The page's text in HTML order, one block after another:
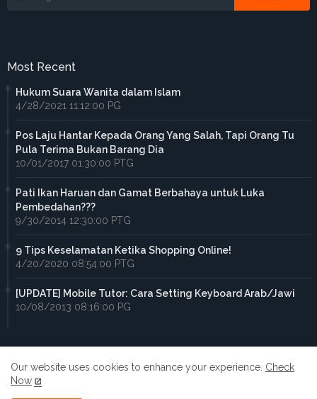
Most Recent
Hukum Suara Wanita dalam Islam
4/28/2021 11:12:00 PG
Pos Laju Hantar Kepada Orang Yang Salah, Tapi Orang Tu
Pula Terima Bukan Barang Dia
10/01/2017 01:30:00 PTG
Pati Ikan Haruan dan Gamat Berbahaya untuk Luka
Pembedahan???
9/30/2014 12:30:00 PTG
9 Tips Keselamatan Ketika Shopping Online!
4/20/2020 08:54:00 PTG
[UPDATE] Mobile Tutor: Cara Setting Keyboard Arab/Jawi
10/08/2013 08:16:00 PG
Our website uses cookies to enhance your experience. Check
Now